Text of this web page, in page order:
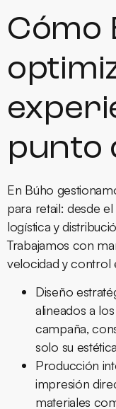
Cómo
punto
En Búho
para retail: desde
logística y
Trabajamos con
velocidad y control
Diseño
alineados a
campaña,
solo su
Producción
impresión
materiales